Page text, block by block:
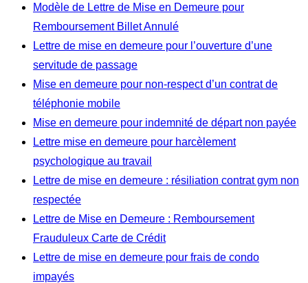
Modèle de Lettre de Mise en Demeure pour
Remboursement Billet Annulé
Lettre de mise en demeure pour l’ouverture d’une
servitude de passage
Mise en demeure pour non-respect d’un contrat de
téléphonie mobile
Mise en demeure pour indemnité de départ non payée
Lettre mise en demeure pour harcèlement
psychologique au travail
Lettre de mise en demeure : résiliation contrat gym non
respectée
Lettre de Mise en Demeure : Remboursement
Frauduleux Carte de Crédit
Lettre de mise en demeure pour frais de condo
impayés